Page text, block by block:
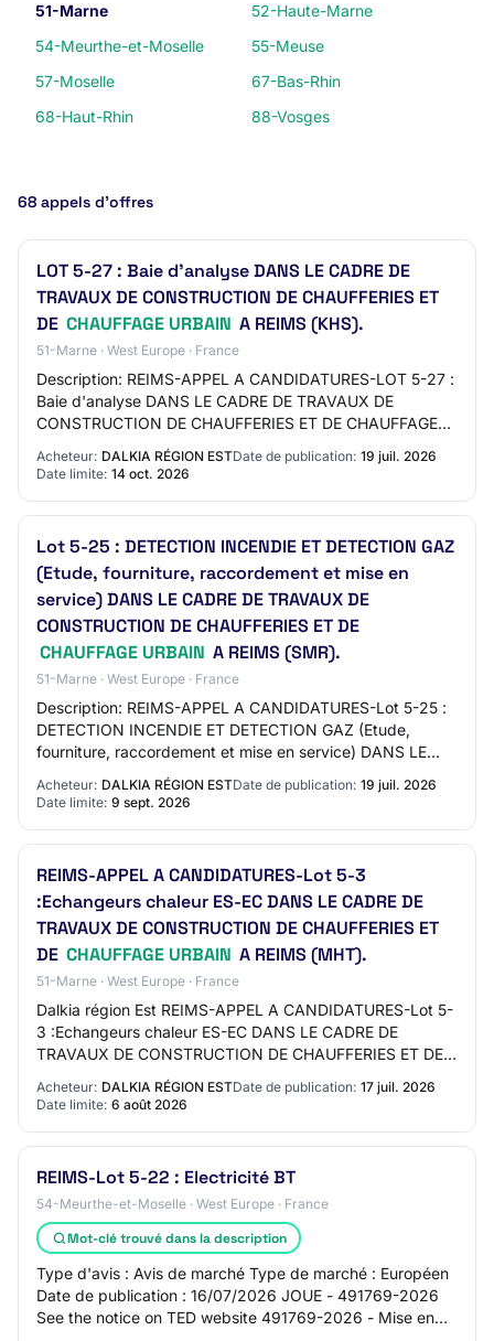
51-Marne
52-Haute-Marne
54-Meurthe-et-Moselle
55-Meuse
57-Moselle
67-Bas-Rhin
68-Haut-Rhin
88-Vosges
68 appels d’offres
LOT 5-27 : Baie d'analyse DANS LE CADRE DE
TRAVAUX DE CONSTRUCTION DE CHAUFFERIES ET
DE CHAUFFAGE URBAIN A REIMS (KHS).
51-Marne · West Europe · France
Description: REIMS-APPEL A CANDIDATURES-LOT 5-27 :
Baie d'analyse DANS LE CADRE DE TRAVAUX DE
CONSTRUCTION DE CHAUFFERIES ET DE CHAUFFAGE
URBAIN A REIMS (KHS) Identifiant interne: REIMS-LOT 5-
27 : Ba…
Acheteur: DALKIA RÉGION ESTDate de publication: 19 juil. 2026
Date limite: 14 oct. 2026
Lot 5-25 : DETECTION INCENDIE ET DETECTION GAZ
(Etude, fourniture, raccordement et mise en
service) DANS LE CADRE DE TRAVAUX DE
CONSTRUCTION DE CHAUFFERIES ET DE
CHAUFFAGE URBAIN A REIMS (SMR).
51-Marne · West Europe · France
Description: REIMS-APPEL A CANDIDATURES-Lot 5-25 :
DETECTION INCENDIE ET DETECTION GAZ (Etude,
fourniture, raccordement et mise en service) DANS LE
CADRE DE TRAVAUX DE CONSTRUCTION DE
CHAUFFERIES ET…
Acheteur: DALKIA RÉGION ESTDate de publication: 19 juil. 2026
Date limite: 9 sept. 2026
REIMS-APPEL A CANDIDATURES-Lot 5-3
:Echangeurs chaleur ES-EC DANS LE CADRE DE
TRAVAUX DE CONSTRUCTION DE CHAUFFERIES ET
DE CHAUFFAGE URBAIN A REIMS (MHT).
51-Marne · West Europe · France
Dalkia région Est REIMS-APPEL A CANDIDATURES-Lot 5-
3 :Echangeurs chaleur ES-EC DANS LE CADRE DE
TRAVAUX DE CONSTRUCTION DE CHAUFFERIES ET DE
CHAUFFAGE URBAIN A REIMS (MHT). AO-2630-2026 51
- REIMS Tr…
Acheteur: DALKIA RÉGION ESTDate de publication: 17 juil. 2026
Date limite: 6 août 2026
REIMS-Lot 5-22 : Electricité BT
54-Meurthe-et-Moselle · West Europe · France
Mot-clé trouvé dans la description
Type d'avis : Avis de marché Type de marché : Européen
Date de publication : 16/07/2026 JOUE - 491769-2026
See the notice on TED website 491769-2026 - Mise en